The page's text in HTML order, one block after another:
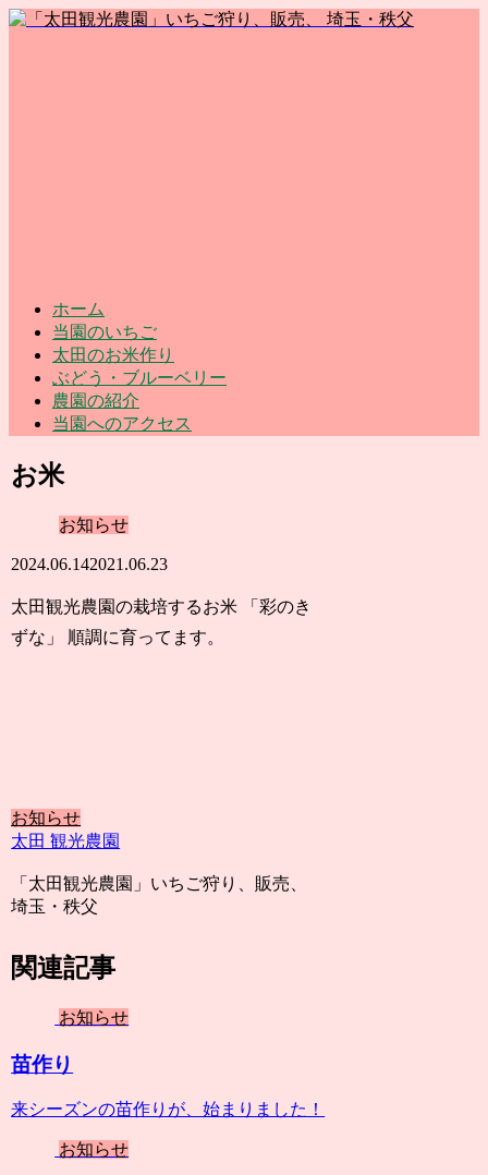
ホーム
当園のいちご
太田のお米作り
ぶどう・ブルーベリー
農園の紹介
当園へのアクセス
お米
お知らせ
2024.06.142021.06.23
太田観光農園の栽培するお米 「彩のき
ずな」 順調に育ってます。
お知らせ
太田 観光農園
「太田観光農園」いちご狩り、販売、
埼玉・秩父
関連記事
お知らせ
苗作り
来シーズンの苗作りが、始まりました！
お知らせ